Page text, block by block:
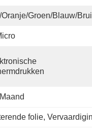
groen/blauw/
folie,